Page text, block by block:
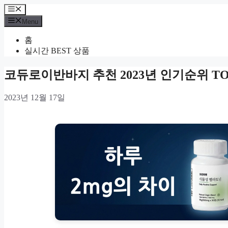
Skip
to
content
Menu
Menu
홈
실시간 BEST 상품
코듀로이반바지 추천 2023년 인기순위
2023년 12월 17일